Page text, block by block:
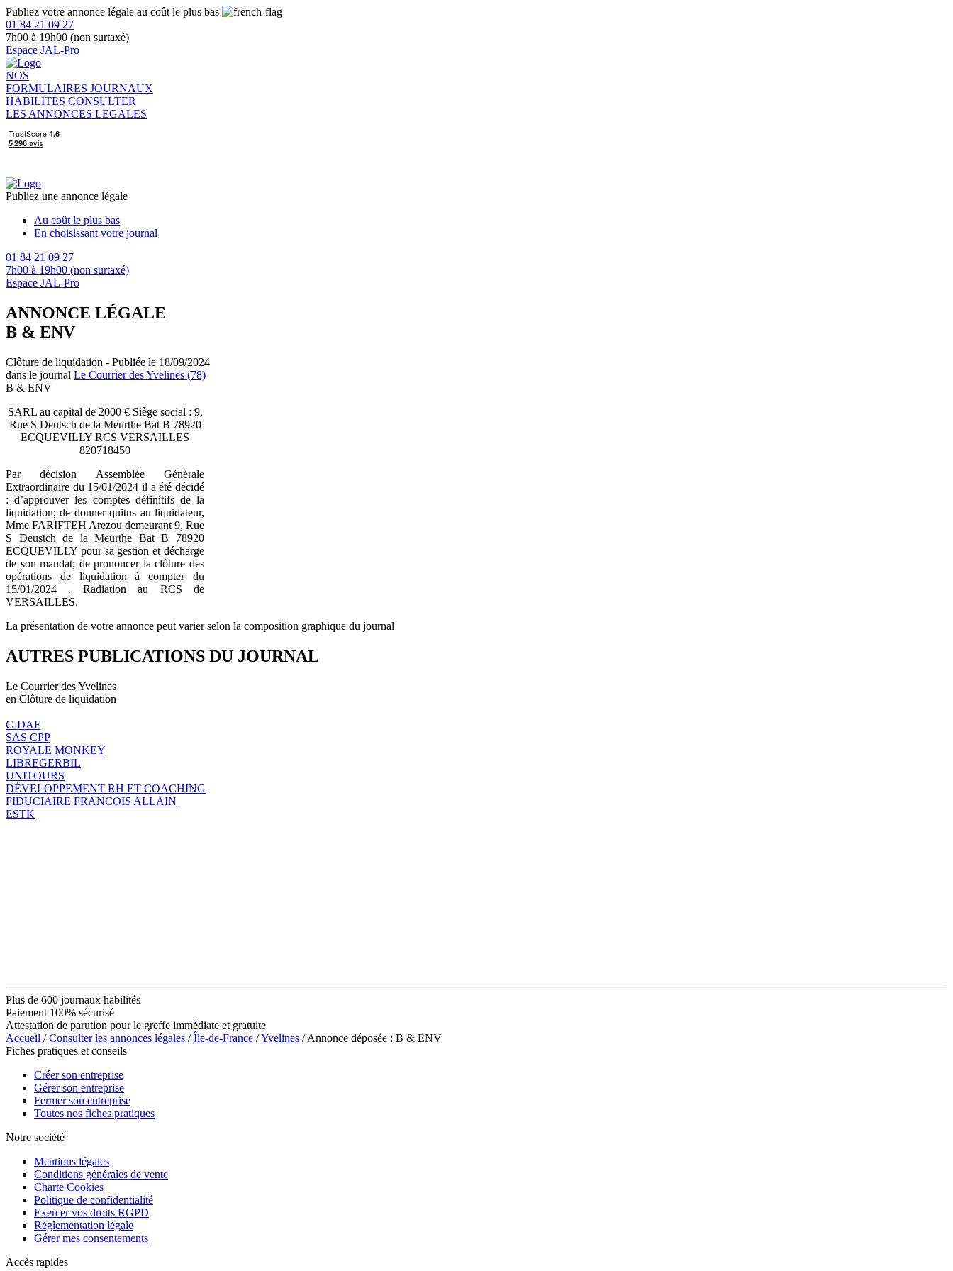
Publiez votre annonce légale au coût le plus bas
01 84 21 09 27
7h00 à 19h00 (non surtaxé)
Espace JAL-Pro
NOS
FORMULAIRES JOURNAUX
HABILITES CONSULTER
LES ANNONCES LEGALES
Publiez une annonce légale
Au coût le plus bas
En choisissant votre journal
01 84 21 09 27
7h00 à 19h00 (non surtaxé)
Espace JAL-Pro
ANNONCE LÉGALE
B & ENV
Clôture de liquidation - Publiée le 18/09/2024
dans le journal Le Courrier des Yvelines (78)
B & ENV
SARL au capital de 2000 € Siège social : 9,
Rue S Deutsch de la Meurthe Bat B 78920
ECQUEVILLY RCS VERSAILLES
820718450
Par décision Assemblée Générale
Extraordinaire du 15/01/2024 il a été décidé
: d’approuver les comptes définitifs de la
liquidation; de donner quitus au liquidateur,
Mme FARIFTEH Arezou demeurant 9, Rue
S Deustch de la Meurthe Bat B 78920
ECQUEVILLY pour sa gestion et décharge
de son mandat; de prononcer la clôture des
opérations de liquidation à compter du
15/01/2024 . Radiation au RCS de
VERSAILLES.
La présentation de votre annonce peut varier selon la composition graphique du journal
AUTRES PUBLICATIONS DU JOURNAL
Le Courrier des Yvelines
en Clôture de liquidation
C-DAF
SAS CPP
ROYALE MONKEY
LIBREGERBIL
UNITOURS
DÉVELOPPEMENT RH ET COACHING
FIDUCIAIRE FRANCOIS ALLAIN
ESTK
Plus de 600 journaux habilités
Paiement 100% sécurisé
Attestation de parution pour le greffe immédiate et gratuite
Accueil /Consulter les annonces légales /Île-de-France /Yvelines / Annonce déposée : B & ENV
Fiches pratiques et conseils
Créer son entreprise
Gérer son entreprise
Fermer son entreprise
Toutes nos fiches pratiques
Notre société
Mentions légales
Conditions générales de vente
Charte Cookies
Politique de confidentialité
Exercer vos droits RGPD
Réglementation légale
Gérer mes consentements
Accès rapides